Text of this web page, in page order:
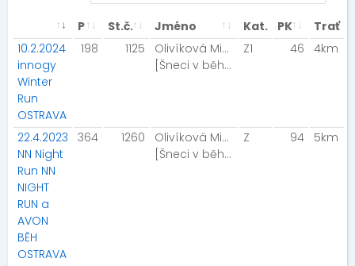
P St.č. Jméno Kat. PK
Trať
10.2.2024
innogy
Winter
Run
OSTRAVA
198 1125
Olivíková Michaela
[Šneci v běhu]
Z1 46 4km
22.4.2023
NN Night
Run NN
NIGHT
RUN a
AVON
BĚH
OSTRAVA
364 1260
Olivíková Michaela
[Šneci v běhu]
Z 94 5km